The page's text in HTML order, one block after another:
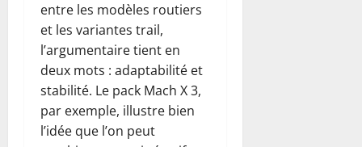
entre les modèles routiers
et les variantes trail,
l’argumentaire tient en
deux mots : adaptabilité et
stabilité. Le pack Mach X 3,
par exemple, illustre bien
l’idée que l’on peut